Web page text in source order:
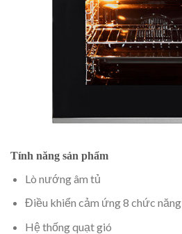
Tính năng sản phẩm
Lò nướng âm tủ
Điều khiển cảm ứng 8 chức năng
Hệ thống quạt gió